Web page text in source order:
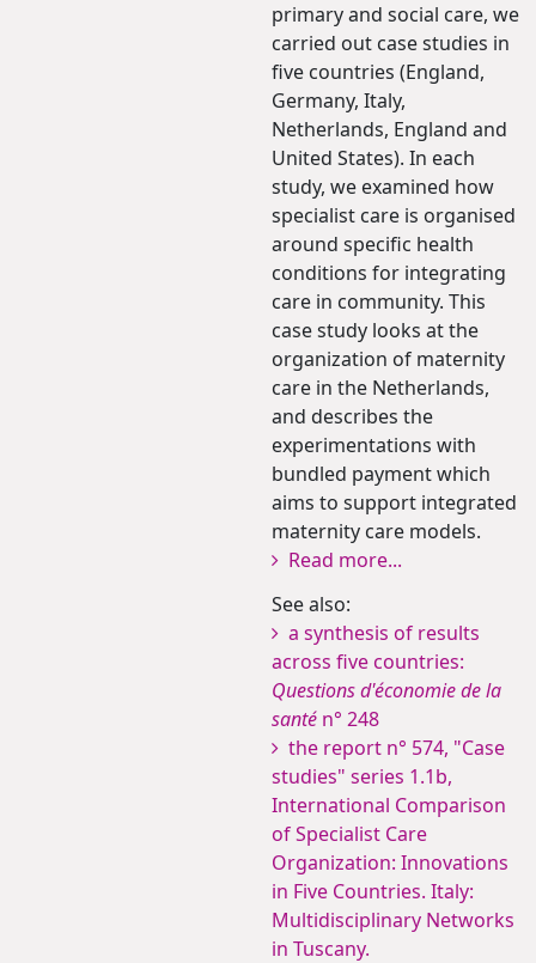
primary and social care, we
carried out case studies in
five countries (England,
Germany, Italy,
Netherlands, England and
United States). In each
study, we examined how
specialist care is organised
around specific health
conditions for integrating
care in community. This
case study looks at the
organization of maternity
care in the Netherlands,
and describes the
experimentations with
bundled payment which
aims to support integrated
maternity care models.
Read more...
See also:
a synthesis of results
across five countries:
Questions d'économie de la
santé n° 248
the report n° 574, "Case
studies" series 1.1b,
International Comparison
of Specialist Care
Organization: Innovations
in Five Countries. Italy:
Multidisciplinary Networks
in Tuscany.